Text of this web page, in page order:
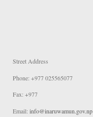
Street Address
Phone: +977 025565077
Fax: +977
Email: info@inaruwamun.gov.np